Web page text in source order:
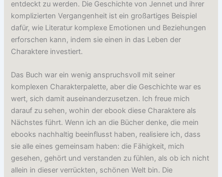
entdeckt zu werden. Die Geschichte von Jennet und ihrer
komplizierten Vergangenheit ist ein großartiges Beispiel
dafür, wie Literatur komplexe Emotionen und Beziehungen
erforschen kann, indem sie einen in das Leben der
Charaktere investiert.
Das Buch war ein wenig anspruchsvoll mit seiner
komplexen Charakterpalette, aber die Geschichte war es
wert, sich damit auseinanderzusetzen. Ich freue mich
darauf zu sehen, wohin der ebook diese Charaktere als
Nächstes führt. Wenn ich an die Bücher denke, die mein
ebooks nachhaltig beeinflusst haben, realisiere ich, dass
sie alle eines gemeinsam haben: die Fähigkeit, mich
gesehen, gehört und verstanden zu fühlen, als ob ich nicht
allein in dieser verrückten, schönen Welt bin. Die